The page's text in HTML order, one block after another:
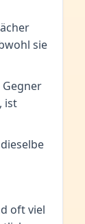
sie
ist
oft viel